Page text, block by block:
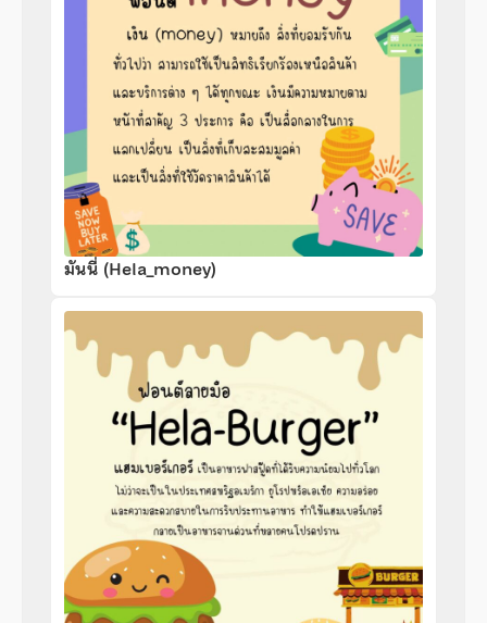
มันนี่ (Hela_money)